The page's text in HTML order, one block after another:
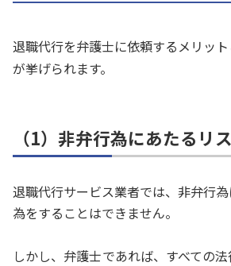
退職代行を弁護士に依頼するメリッ
が挙げられます。
（1）非弁行為にあたるリ
退職代行サービス業者では、非弁行
為をすることはできません。
しかし、弁護士であれば、すべての